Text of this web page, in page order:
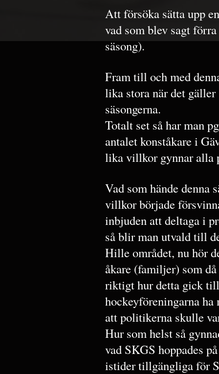
Att försöka sätta upp
vad som blev sagt
säsong).
Fram till och med
lika stora när det
säsongerna.
Totalt set så har man
antalet konståkare i
lika villkor gynnar alla
Vad som hände denna
villkor började
inbjuden att deltaga i
så blir man utvald till
Hille området, nu hör
åkare (familjer) som
riktigt hur detta gick
hockeyföreningarna
att politikerna skulle
Hur som helst så
vad SKGS hoppades
istider tillgängliga för